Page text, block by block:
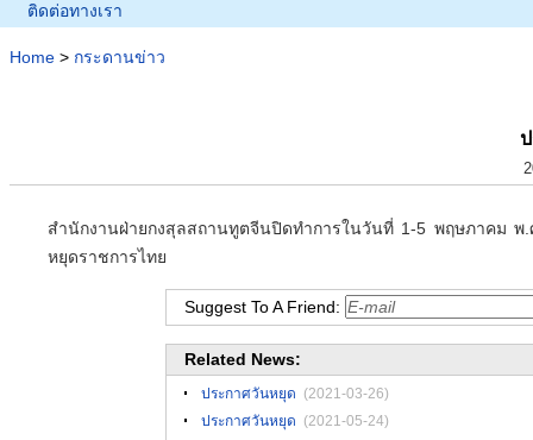
ติดต่อทางเรา
Home > กระดานข่าว
สำนักงานฝ่ายกงสุลสถานทูตจีนปิดทำการในวันที่ 1-5 พฤษภาคม
หยุดราชการไทย
Suggest To A Friend:
Related News:
ประกาศวันหยุด (2021-03-26)
ประกาศวันหยุด (2021-05-24)